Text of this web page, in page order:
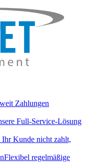
Zahlungen
Full-Service-Lösung
Ihr Kunde nicht zahlt,
Flexibel regelmäßige